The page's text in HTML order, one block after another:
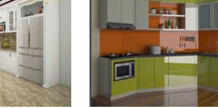
Add to Cart